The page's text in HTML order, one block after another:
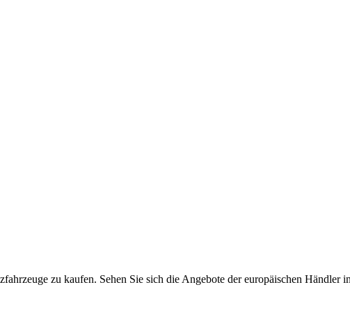
zu kaufen. Sehen Sie sich die Angebote der europäischen Händler